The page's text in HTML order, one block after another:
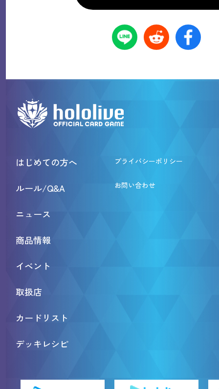
はじめての方へ
ルール/Q&A
ニュース
商品情報
イベント
取扱店
カードリスト
デッキレシピ
プライバシーポリシー
お問い合わせ